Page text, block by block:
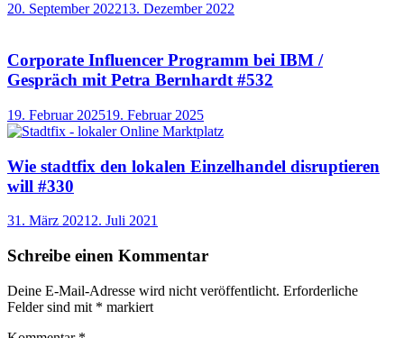
20. September 202213. Dezember 2022
Corporate Influencer Programm bei IBM /
Gespräch mit Petra Bernhardt #532
19. Februar 202519. Februar 2025
Wie stadtfix den lokalen Einzelhandel disruptieren
will #330
31. März 2021 2. Juli 2021
Schreibe einen Kommentar
Deine E-Mail-Adresse wird nicht veröffentlicht. Erforderliche
Felder sind mit * markiert